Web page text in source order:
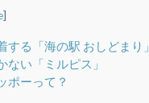
]
る「海の駅 おしどまり」
い「ミルピス」
ポーって？